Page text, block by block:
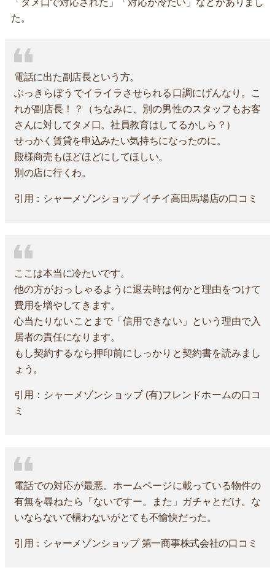
「タメ口で対応された」「対応が冷たい」などがありまし
た。
電話に出た副店長という方。
ぶっきらぼうでイライラさせられる口調にげんなり。こ
れが副店長！？（ちなみに、別の男性のスタッフもお客
さんに対してタメ口。社員教育はしてるかしら？）
せっかく賃貸を申込みたい気持ちになったのに。
殿様商売もほどほどにしてほしい。
別の店に行くわ。
引用：シャーメゾンショップ イチイ高田馬場店の口コミ
ここは本当に冷たいです。
他の方がおっしゃるように退去時は何かと理由をつけて
費用を増やしてきます。
心当たりないことまで「信用できない」という理由で入
居者の責任になります。
もし契約するなら押印前にしっかりと契約書を読みまし
ょう。
引用：シャーメゾンショップ (有)フレンドホームの口コ
ミ
電話での対応が最悪。ホームページに載っている物件の
有無を尋ねたら「ないですー。また」ガチャとだけ。な
いならないで構わないがとても不愉快だった。
引用：シャーメゾンショップ 第一商事株式会社の口コミ